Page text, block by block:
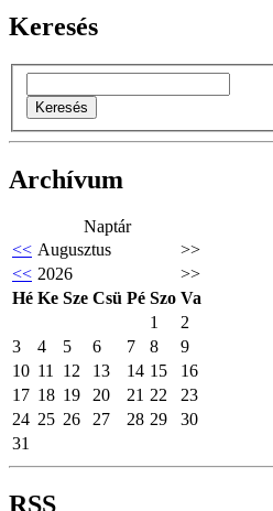
Keresés
Archívum
Naptár
<< Augusztus
>>
<< 2026
>>
Hé Ke Sze Csü Pé Szo Va
1
2
3
4 5 6 7 8
9
10 11 12 13 14 15
16
17 18 19 20 21 22
23
24 25 26 27 28 29
30
31
RSS